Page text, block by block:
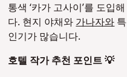
통색 ‘카가 고사이’를 도입
다. 현지 야채와가나자와특
인기가 많습니다.
호텔 작가 추천 포인트 💡